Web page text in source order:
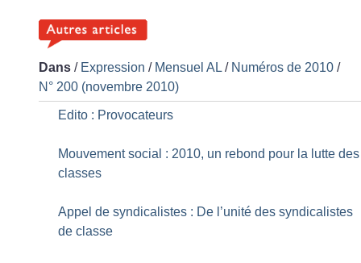
Dans / Expression / Mensuel AL / Numéros de 2010 /
N° 200 (novembre 2010)
Edito : Provocateurs
Mouvement social : 2010, un rebond pour la lutte des
classes
Appel de syndicalistes : De l’unité des syndicalistes
de classe